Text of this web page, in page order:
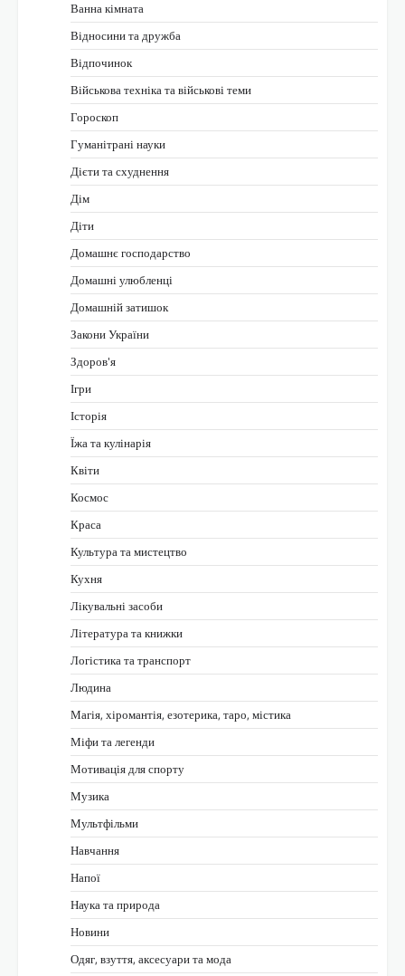
Ванна кімната
Відносини та дружба
Відпочинок
Військова техніка та військові теми
Гороскоп
Гуманітрані науки
Дієти та схуднення
Дім
Діти
Домашнє господарство
Домашні улюбленці
Домашній затишок
Закони України
Здоров'я
Ігри
Історія
Їжа та кулінарія
Квіти
Космос
Краса
Культура та мистецтво
Кухня
Лікувальні засоби
Література та книжки
Логістика та транспорт
Людина
Магія, хіромантія, езотерика, таро, містика
Міфи та легенди
Мотивація для спорту
Музика
Мультфільми
Навчання
Напої
Наука та природа
Новини
Одяг, взуття, аксесуари та мода